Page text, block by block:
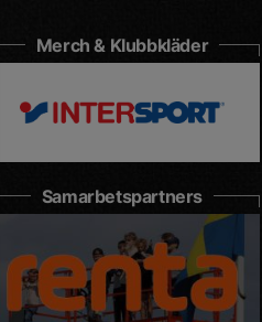
Merch & Klubbkläder
Samarbetspartners